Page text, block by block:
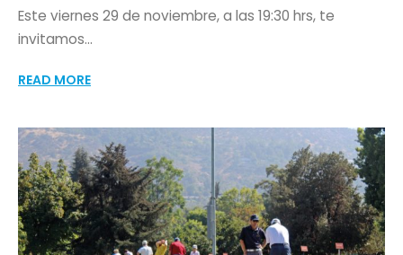
Este viernes 29 de noviembre, a las 19:30 hrs, te
invitamos...
READ MORE